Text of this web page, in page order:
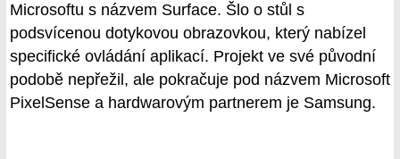
Microsoftu s názvem Surface. Šlo o stůl s
podsvícenou dotykovou obrazovkou, který nabízel
specifické ovládání aplikací. Projekt ve své původní
podobě nepřežil, ale pokračuje pod názvem Microsoft
PixelSense a hardwarovým partnerem je Samsung.